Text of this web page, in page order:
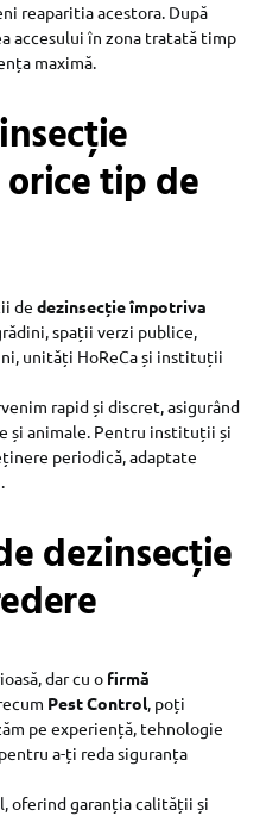
reaparitia acestora. După
accesului în zona tratată timp
maximă.
tip de
de dezinsecție împotriva
spații verzi publice,
unități HoReCa și instituții
rapid și discret, asigurând
și animale. Pentru instituții și
periodică, adaptate
dezinsecție
dar cu o firmă
Pest Control, poți
pe experiență, tehnologie
a-ți reda siguranța
oferind garanția calității și